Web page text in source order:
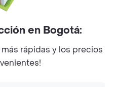
Twitter
Instagram
All rights reserved.
en Bogotá:
rápidas y los precios